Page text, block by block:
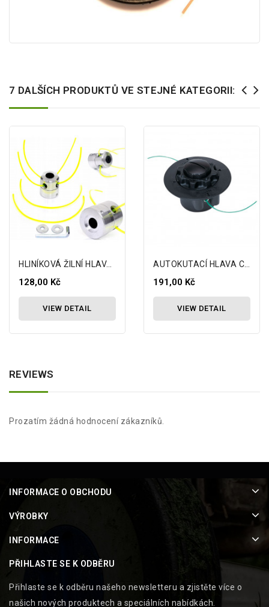
7 DALŠÍCH PRODUKTŮ VE STEJNÉ KATEGORII:
HLINÍKOVÁ ŽILNÍ HLAVA PRO KOSU SPIDER...
128,00 Kč
VIEW DETAIL
191,00 Kč
VIEW DETAIL
REVIEWS
Prozatím žádná hodnocení zákazníků.
INFORMACE O OBCHODU
VÝROBKY
INFORMACE
PŘIHLASTE SE K ODBĚRU
Přihlaste se k odběru našeho newsletteru a zjistěte více o
našich nových produktech a speciálních nabídkách.